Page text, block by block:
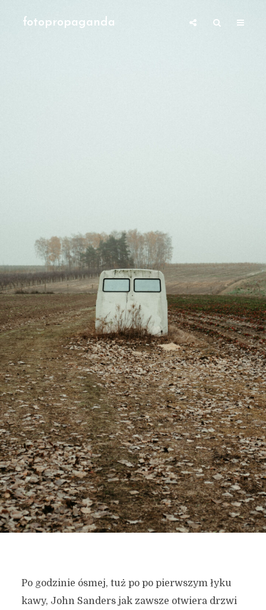
fotopropaganda
Po godzinie ósmej, tuż po po pierwszym łyku
kawy, John Sanders jak zawsze otwiera drzwi